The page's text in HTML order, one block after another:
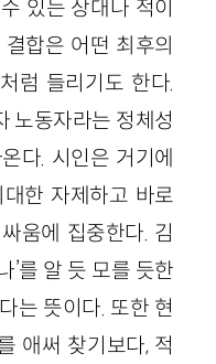
있는 상대나 적이
합은 어떤 최후의
럼 들리기도 한다.
노동자라는 정체성
다. 시인은 거기에
한 자제하고 바로
움에 집중한다. 김
’를 알 듯 모를 듯한
는 뜻이다. 또한 현
애써 찾기보다, 적